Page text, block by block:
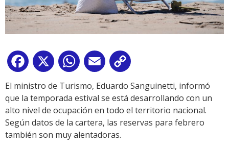
Facebook
X WhatsApp
Email
Link
El ministro de Turismo, Eduardo Sanguinetti, informó
que la temporada estival se está desarrollando con un
alto nivel de ocupación en todo el territorio nacional.
Según datos de la cartera, las reservas para febrero
también son muy alentadoras.